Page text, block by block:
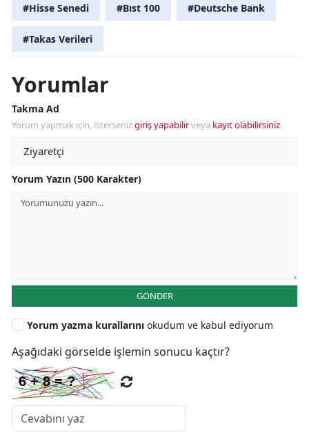
#Hisse Senedi #Bıst 100 #Deutsche Bank
#Takas Verileri
Yorumlar
Takma Ad
Yorum yapmak için, istersenizgiriş yapabilirveya kayıt olabilirsiniz.
Yorum Yazın (500 Karakter)
GÖNDER
Yorum yazma kurallarını okudum ve kabul ediyorum
Aşağıdaki görselde işlemin sonucu kaçtır?